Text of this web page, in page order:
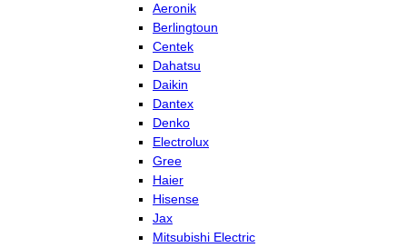
Aeronik
Berlingtoun
Centek
Dahatsu
Daikin
Dantex
Denko
Electrolux
Gree
Haier
Hisense
Jax
Mitsubishi Electric